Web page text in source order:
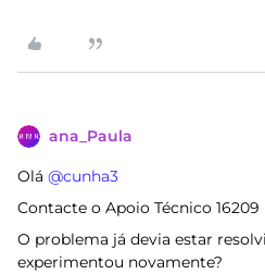
ana_Paula
Olá ​ @cunha3
Contacte o Apoio Técnico
O problema já devia estar
experimentou novamente?